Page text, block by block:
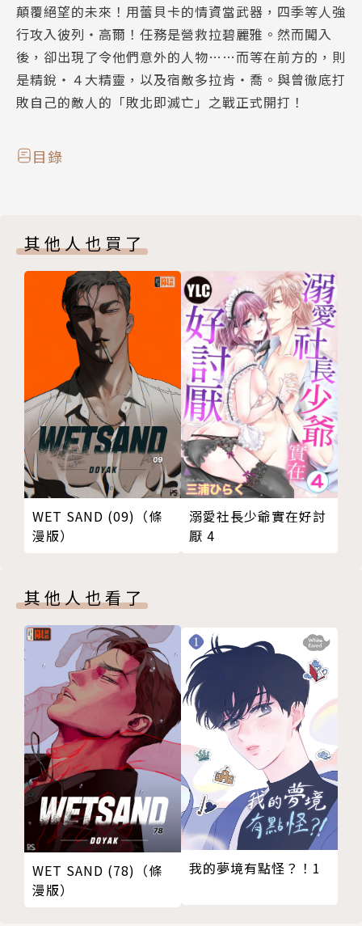
顛覆絕望的未來！用蕾貝卡的情資當武器，四季等人強
行攻入彼列‧高爾！任務是營救拉碧麗雅。然而闖入
後，卻出現了令他們意外的人物……而等在前方的，則
是精銳‧４大精靈，以及宿敵多拉肯‧喬。與曾徹底打
敗自己的敵人的「敗北即滅亡」之戰正式開打！
目錄
其他人也買了
WET SAND (09)（條
漫版）
溺愛社長少爺實在好討
厭 4
其他人也看了
WET SAND (78)（條
漫版）
我的夢境有點怪？！1